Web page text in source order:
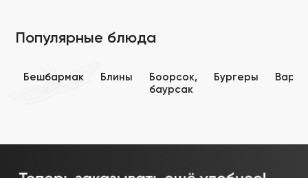
Популярные блюда
Бешбармак Блины
Боорсок,
баурсак
Бургеры